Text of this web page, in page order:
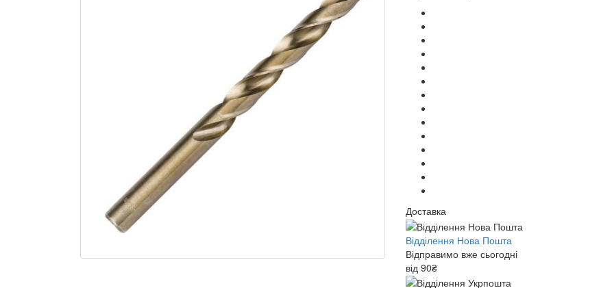
Доставка
Відділення Нова Пошта
Відправимо вже сьогодні
від 90₴